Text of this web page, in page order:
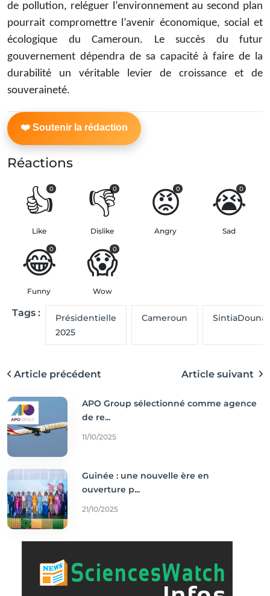
de pollution, reléguer l’environnement au second plan
pourrait compromettre l’avenir économique, social et
écologique du Cameroun. Le succès du futur
gouvernement dépendra de sa capacité à faire de la
durabilité un véritable levier de croissance et de
souveraineté.
Réactions
👍
0
Like
👎
0
Dislike
😡
0
Angry
😭
0
Sad
😂
0
Funny
😱
0
Wow
Tags :
Présidentielle
2025
Cameroun
Article précédent Article suivant
APO Group sélectionné comme agence
de re...
11/10/2025
Guinée : une nouvelle ère en
ouverture p...
21/10/2025